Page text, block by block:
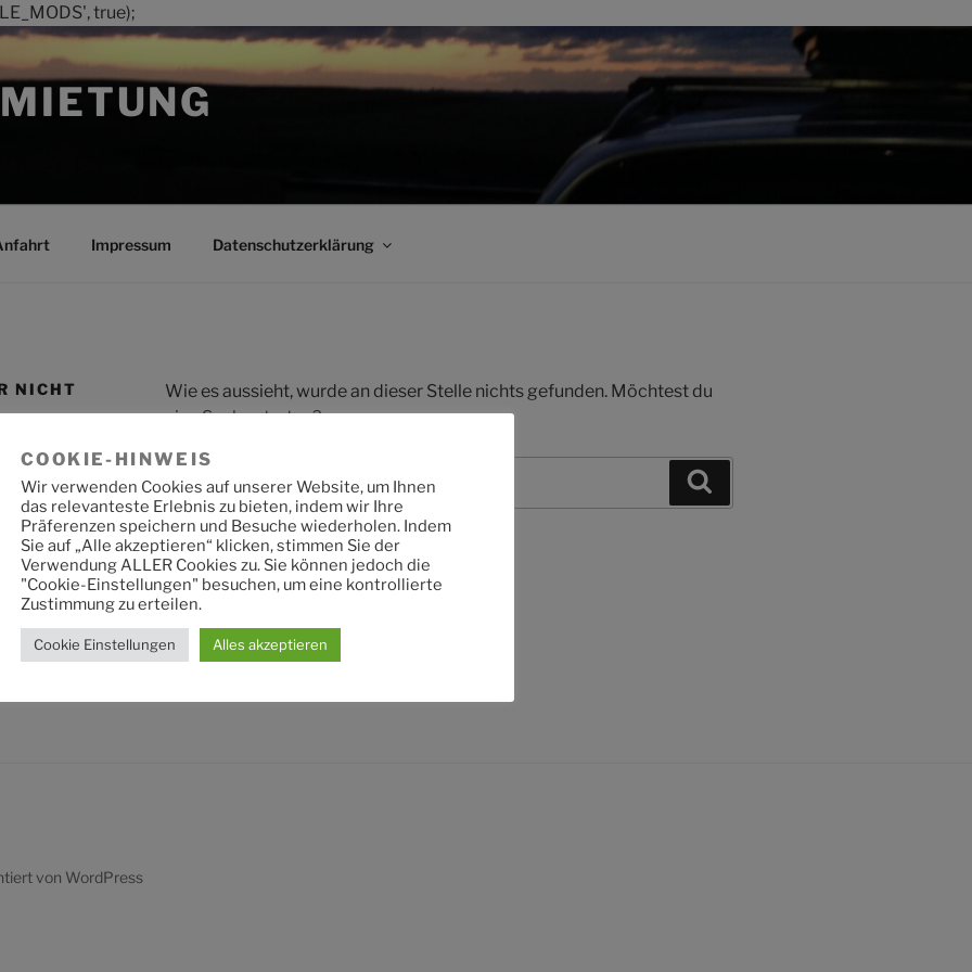
true);
Impressum Datenschutzerklärung
NICHT
Wie es aussieht, wurde an dieser Stelle nichts gefunden. Möchtest du
eine Suche starten?
Suche
nach:
von WordPress
COOKIE-HINWEIS
Wir verwenden Cookies auf unserer Website, um Ihnen
das relevanteste Erlebnis zu bieten, indem wir Ihre
Präferenzen speichern und Besuche wiederholen. Indem
Sie auf „Alle akzeptieren“ klicken, stimmen Sie der
Verwendung ALLER Cookies zu. Sie können jedoch die
"Cookie-Einstellungen" besuchen, um eine kontrollierte
Zustimmung zu erteilen.
Cookie Einstellungen Alles akzeptieren